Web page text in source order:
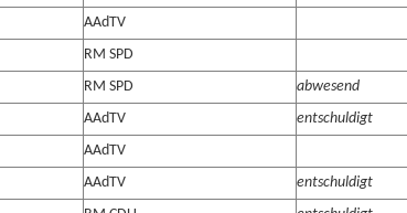
AAdTV
RM SPD
RM SPD
abwesend
AAdTV
entschuldigt
AAdTV
AAdTV
entschuldigt